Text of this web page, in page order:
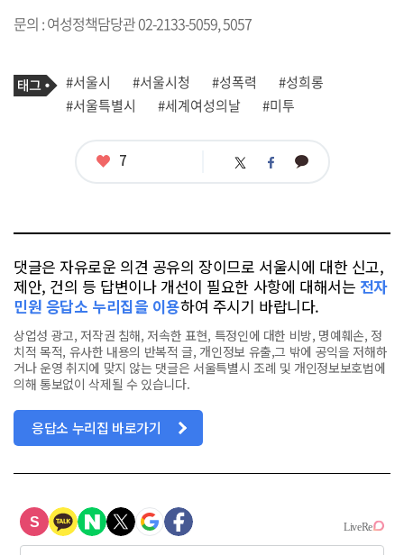
문의 : 여성정책담당관 02-2133-5059, 5057
기
사
관
련
태
그
#서울시 #서울시청 #성폭력
#성희롱
#서울특별시
#세계여성의날 #미투
좋
7 트 페 카
댓글은 자유로운 의견 공유의 장이므로 서울시에 대한 신고,
제안, 건의 등 답변이나 개선이 필요한 사항에 대해서는 전자
민원 응답소 누리집을 이용하여 주시기 바랍니다.
상업성 광고, 저작권 침해, 저속한 표현, 특정인에 대한 비방, 명예훼손, 정
치적 목적, 유사한 내용의 반복적 글, 개인정보 유출,그 밖에 공익을 저해하
거나 운영 취지에 맞지 않는 댓글은 서울특별시 조례 및 개인정보보호법에
의해 통보없이 삭제될 수 있습니다.
응답소 누리집 바로가기